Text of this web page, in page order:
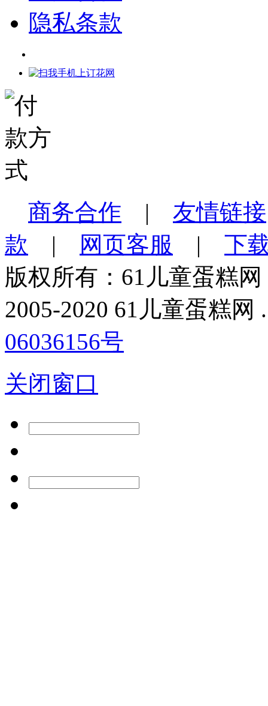
隐私条款
商务合作 | 友情链接
款 | 网页客服 | 下
版权所有：61儿童蛋糕
2005-2020 61儿童蛋糕网
06036156号
关闭窗口